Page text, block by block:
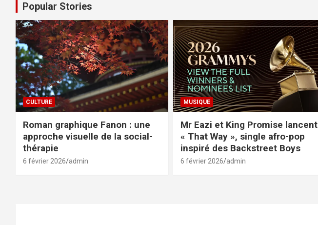
Popular Stories
CULTURE
Roman graphique Fanon : une
approche visuelle de la social-
thérapie
6 février 2026 admin
MUSIQUE
Mr Eazi et King Promise lancent
« That Way », single afro-pop
inspiré des Backstreet Boys
6 février 2026 admin